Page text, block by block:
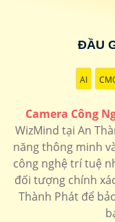
ĐẦU
AI
Camera Công
WizMind tại An
năng thông minh
công nghệ trí tuệ
đối tượng chính
Thành Phát để